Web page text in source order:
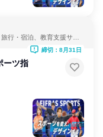
行・宿泊、教育支援サー
ーツ指
締切：8月31日